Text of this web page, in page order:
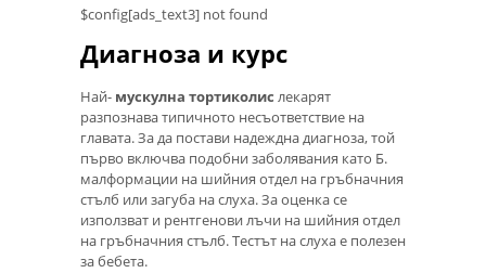
$config[ads_text3] not found
Диагноза и курс
Най- мускулна тортиколис лекарят
разпознава типичното несъответствие на
главата. За да постави надеждна диагноза, той
първо включва подобни заболявания като Б.
малформации на шийния отдел на гръбначния
стълб или загуба на слуха. За оценка се
използват и рентгенови лъчи на шийния отдел
на гръбначния стълб. Тестът на слуха е полезен
за бебета.